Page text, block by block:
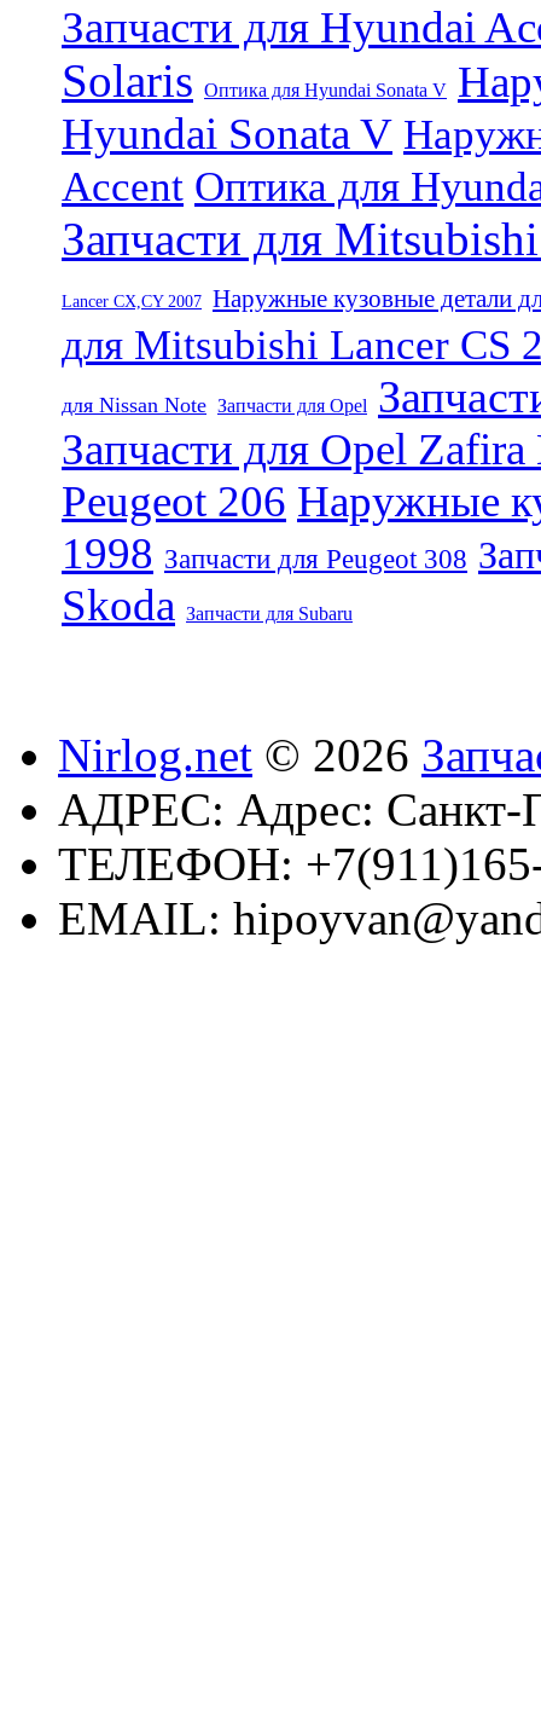
Запчасти для Hyundai
Solaris Оптика для Hyundai Sonata V
Hyundai Sonata V
Accent Оптика для
Запчасти для
Lancer CX,CY 2007 Наружные кузовные детали
для Mitsubishi Lancer CS
для Nissan Note Запчасти для Opel
Запчасти для Opel
Peugeot 206 Наружные
1998 Запчасти для Peugeot 308
Skoda Запчасти для Subaru
Nirlog.net © 2026
АДРЕС: Адрес: Санкт-
ТЕЛЕФОН:
EMAIL: